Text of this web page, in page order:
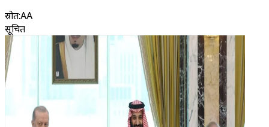
स्रोत:AA
सूचित